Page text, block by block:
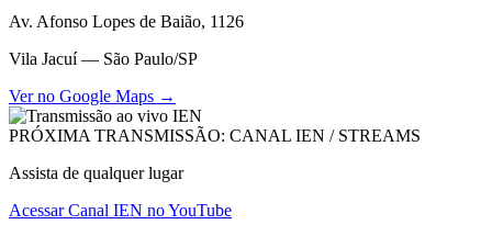
Av. Afonso Lopes de Baião, 1126
Vila Jacuí — São Paulo/SP
Ver no Google Maps →
PRÓXIMA TRANSMISSÃO: CANAL IEN / STREAMS
Assista de qualquer lugar
Acessar Canal IEN no YouTube